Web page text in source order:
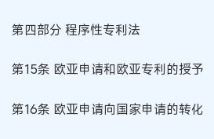
第四部分 程序性专利法
第15条 欧亚申请和欧亚专利的授予
第16条 欧亚申请向国家申请的转化